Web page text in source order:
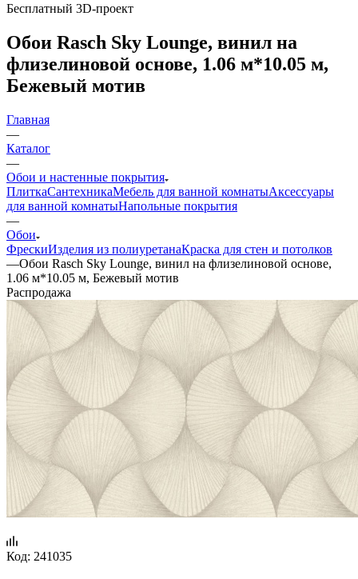
Бесплатный 3D-проект
Обои Rasch Sky Lounge, винил на
флизелиновой основе, 1.06 м*10.05 м,
Бежевый мотив
Главная
—
Каталог
—
Обои и настенные покрытия
ПлиткаСантехникаМебель для ванной комнатыАксессуары
для ванной комнатыНапольные покрытия
—
Обои
ФрескиИзделия из полиуретанаКраска для стен и потолков
—Обои Rasch Sky Lounge, винил на флизелиновой основе,
1.06 м*10.05 м, Бежевый мотив
Распродажа
Код: 241035